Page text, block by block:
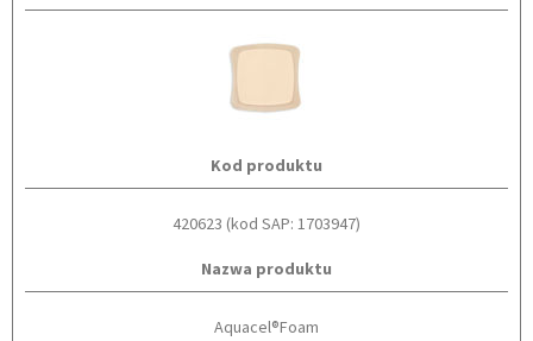
Kod produktu
420623 (kod SAP: 1703947)
Nazwa produktu
Aquacel®Foam